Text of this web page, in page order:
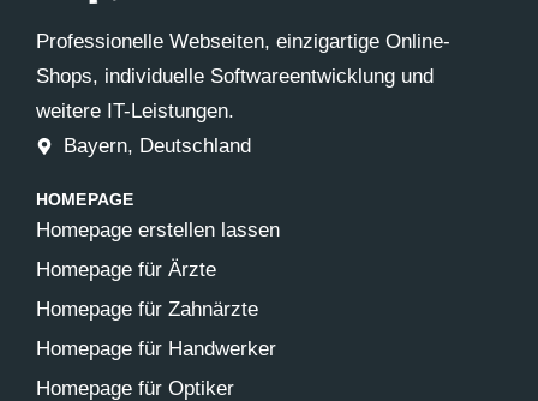
Professionelle Webseiten, einzigartige Online-
Shops, individuelle Softwareentwicklung und
weitere IT-Leistungen.
Bayern, Deutschland
HOMEPAGE
Homepage erstellen lassen
Homepage für Ärzte
Homepage für Zahnärzte
Homepage für Handwerker
Homepage für Optiker